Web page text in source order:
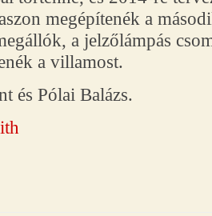
megépítenék a
a jelzőlámpás
a villamost.
és Pólai Balázs.